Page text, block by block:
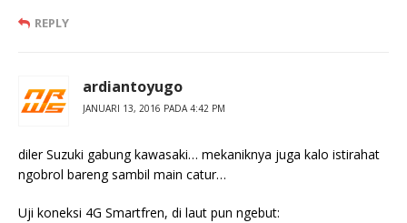
REPLY
ardiantoyugo
JANUARI 13, 2016 PADA 4:42 PM
diler Suzuki gabung kawasaki… mekaniknya juga kalo istirahat
ngobrol bareng sambil main catur…
Uji koneksi 4G Smartfren, di laut pun ngebut: